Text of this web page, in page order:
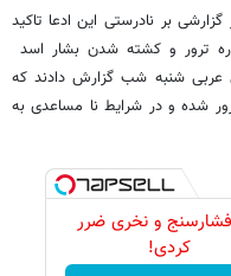
گزارشی بر نادرستی این ادعا تاکید
ترور و کشته شدن بشار اسد
عربی شنبه شب گزارش دادند که
شده و در شرایط نا مساعدی به
و نخری ضرر
کردی!